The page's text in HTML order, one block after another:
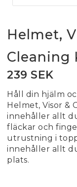
Helmet,
Cleaning
239 SEK
Håll din hjälm
Helmet, Visor &
innehåller allt
fläckar och
utrustning i
innehåller allt
plats.